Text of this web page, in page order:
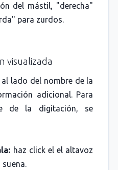
del mástil, "derecha"
para zurdos.
visualizada
lado del nombre de la
adicional. Para
de la digitación, se
haz click el el altavoz